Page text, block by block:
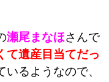
瀬尾まなほさんで
て遺産目当てだっ
るようなので、